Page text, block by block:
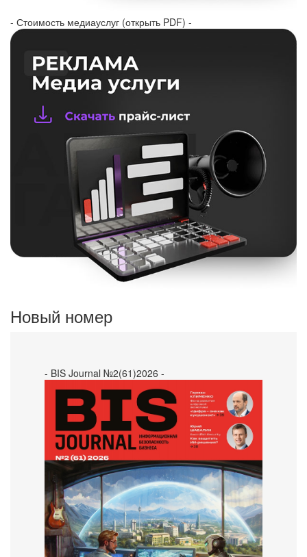
- Стоимость медиауслуг (открыть PDF) -
Новый номер
- BIS Journal №2(61)2026 -